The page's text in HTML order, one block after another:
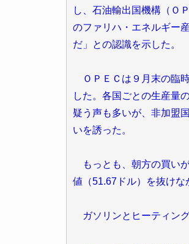
し、石油輸出国機構（Ｏ
のファリハ・エネルギー
だ」との認識を示した。
ＯＰＥＣは９月末の臨
した。各国ごとの生産量
疑う声も多いが、非加盟
いを誘った。
もっとも、朝方の買い
値（51.67ドル）を抜けな
ガソリンとヒーティング